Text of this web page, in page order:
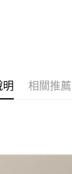
明 相關推薦